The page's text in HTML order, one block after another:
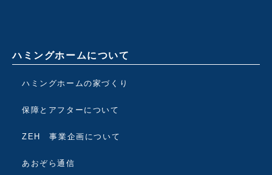
ハミングホームについて
ハミングホームの家づくり
保障とアフターについて
ZEH 事業企画について
あおぞら通信